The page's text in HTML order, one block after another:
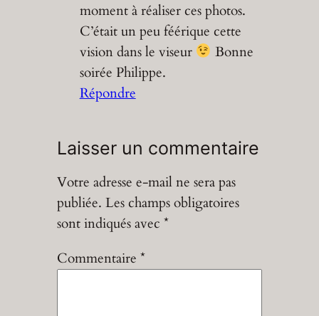
moment à réaliser ces photos.
C’était un peu féérique cette
vision dans le viseur
Bonne
soirée Philippe.
Répondre
Laisser un commentaire
Votre adresse e-mail ne sera pas
publiée. Les champs obligatoires
sont indiqués avec *
Commentaire *